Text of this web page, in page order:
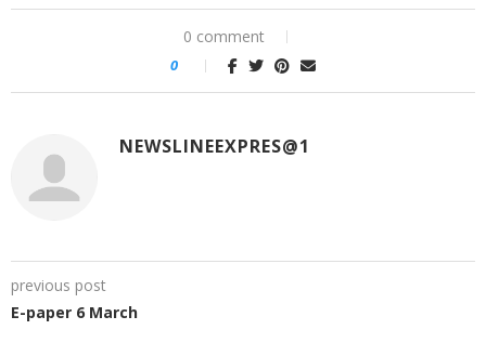
0 comment
0
NEWSLINEEXPRES@1
previous post
E-paper 6 March